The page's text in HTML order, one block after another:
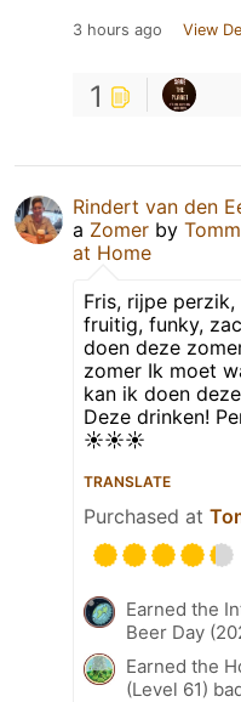
3 hours ago View
1
Rindert van den
a Zomer by
at Home
Fris, rijpe
fruitig, funky,
doen deze
zomer Ik moet
kan ik doen
Deze drinken!
☀️☀️☀️
TRANSLATE
Purchased at
Earned the
Beer Day
Earned the
(Level 61)